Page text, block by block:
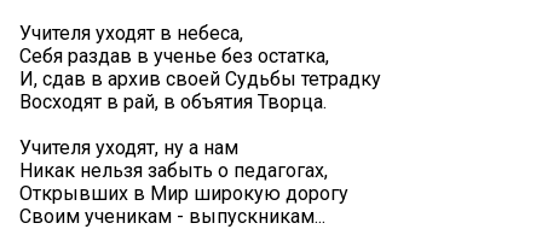
Учителя уходят в небеса,
Себя раздав в ученье без остатка,
И, сдав в архив своей Судьбы тетрадку
Восходят в рай, в объятия Творца.
Учителя уходят, ну а нам
Никак нельзя забыть о педагогах,
Открывших в Мир широкую дорогу
Своим ученикам - выпускникам...